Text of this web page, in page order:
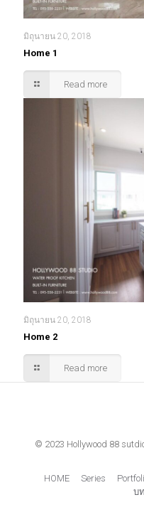
มิถุนายน 20, 2018
Home 1
Read more
มิถุนายน 20, 2018
Home 2
Read more
© 2023 Hollywood 88
HOME
Series
บ